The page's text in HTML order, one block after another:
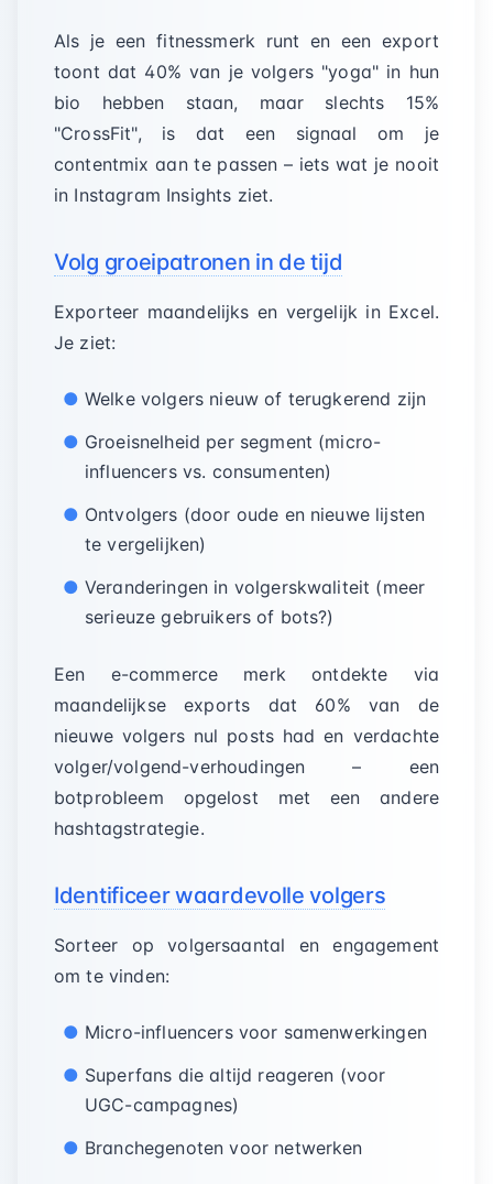
Als je een fitnessmerk runt en een export
toont dat 40% van je volgers "yoga" in hun
bio hebben staan, maar slechts 15%
"CrossFit", is dat een signaal om je
contentmix aan te passen – iets wat je nooit
in Instagram Insights ziet.
Volg groeipatronen in de tijd
Exporteer maandelijks en vergelijk in Excel.
Je ziet:
Welke volgers nieuw of terugkerend zijn
Groeisnelheid per segment (micro-
influencers vs. consumenten)
Ontvolgers (door oude en nieuwe lijsten
te vergelijken)
Veranderingen in volgerskwaliteit (meer
serieuze gebruikers of bots?)
Een e-commerce merk ontdekte via
maandelijkse exports dat 60% van de
nieuwe volgers nul posts had en verdachte
volger/volgend-verhoudingen – een
botprobleem opgelost met een andere
hashtagstrategie.
Identificeer waardevolle volgers
Sorteer op volgersaantal en engagement
om te vinden:
Micro-influencers voor samenwerkingen
Superfans die altijd reageren (voor
UGC-campagnes)
Branchegenoten voor netwerken